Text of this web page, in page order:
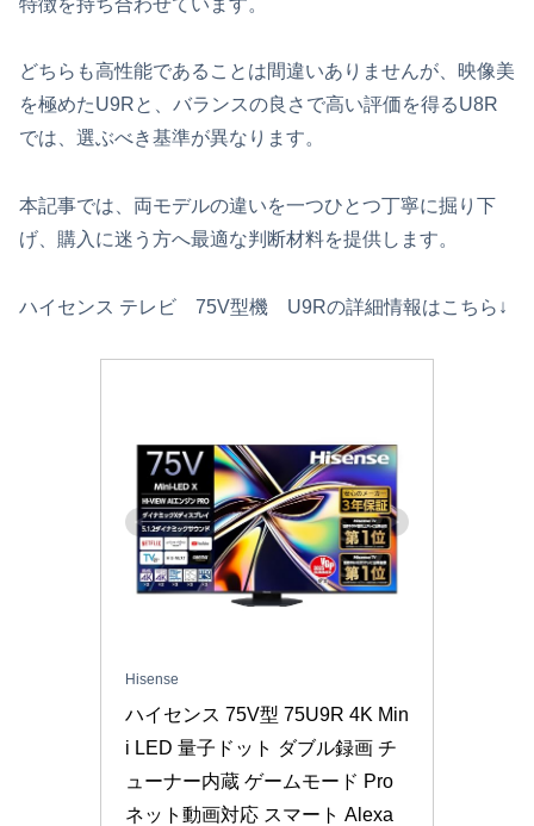
どちらも高性能であることは間違いありませんが、映像美
を極めたU9Rと、バランスの良さで高い評価を得るU8R
では、選ぶべき基準が異なります。
本記事では、両モデルの違いを一つひとつ丁寧に掘り下
げ、購入に迷う方へ最適な判断材料を提供します。
ハイセンス テレビ 75V型機 U9Rの詳細情報はこちら↓
Hisense
ハイセンス 75V型 75U9R 4K Min
i LED 量子ドット ダブル録画 チ
ューナー内蔵 ゲームモード Pro
ネット動画対応 スマート Alexa